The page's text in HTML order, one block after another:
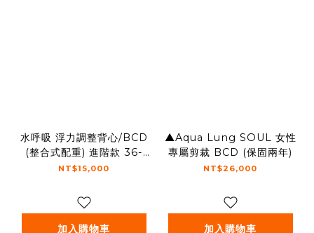
水呼吸 浮力調整背心/BCD
(整合式配重) 進階款 36-
BC-02
NT$15,000
加入購物車
▲Aqua Lung SOUL 女性
專屬剪裁 BCD (保固兩年)
NT$26,000
加入購物車